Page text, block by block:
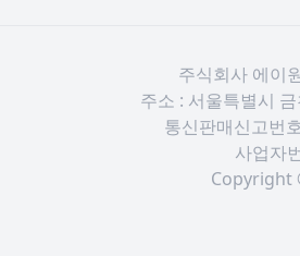
주식회사 에이
주소 : 서울특별시
통신판매신고번
사업자
Copyright